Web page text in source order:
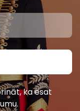
ka esat